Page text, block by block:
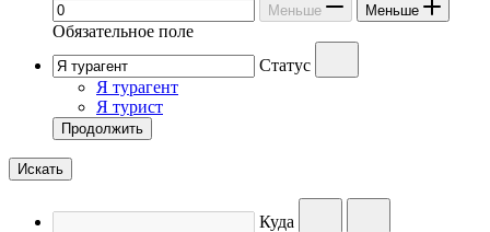
Меньше Меньше
Обязательное поле
Статус
Я турагент
Я турист
Продолжить
Искать
Куда